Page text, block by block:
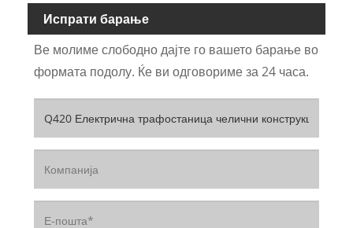
Испрати барање
Ве молиме слободно дајте го вашето барање во
формата подолу. Ќе ви одговориме за 24 часа.